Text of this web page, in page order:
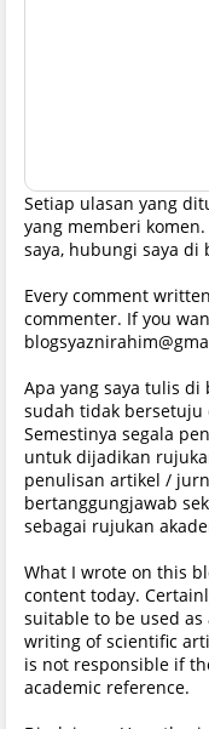
Setiap ulasan yang
yang memberi
saya, hubungi saya di
Every comment
commenter. If you
Apa yang saya tulis
sudah tidak
Semestinya segala
untuk dijadikan
penulisan artikel /
bertanggungjawab
sebagai rujukan
What I wrote on this
content today.
suitable to be used
writing of scientific
is not responsible if
academic reference.